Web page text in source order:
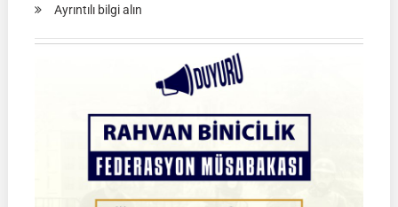
Ayrıntılı bilgi alın:
2026
Türkiye
Şampiyonası
Final